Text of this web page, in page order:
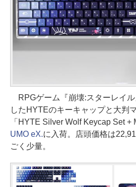
RPGゲーム『崩壊:スターレイ
したHYTEのキーキャップと大判
「HYTE Silver Wolf Keycap Set +
UMO eX.に入荷。店頭価格は
ごく少量。